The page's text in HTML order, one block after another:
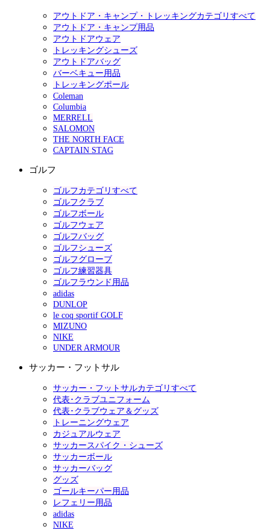
アウトドア・キャンプ・トレッキングカテゴリすべて
アウトドア・キャンプ用品
アウトドアウェア
トレッキングシューズ
アウトドアバッグ
バーベキュー用品
トレッキングポール
Coleman
Columbia
MERRELL
SALOMON
THE NORTH FACE
CAPTAIN STAG
ゴルフ
ゴルフカテゴリすべて
ゴルフクラブ
ゴルフボール
ゴルフウェア
ゴルフバッグ
ゴルフシューズ
ゴルフグローブ
ゴルフ練習器具
ゴルフラウンド用品
adidas
DUNLOP
le coq sportif GOLF
MIZUNO
NIKE
UNDER ARMOUR
サッカー・フットサル
サッカー・フットサルカテゴリすべて
代表･クラブユニフォーム
代表･クラブウェア＆グッズ
トレーニングウェア
カジュアルウェア
サッカースパイク・シューズ
サッカーボール
サッカーバッグ
グッズ
ゴールキーパー用品
レフェリー用品
adidas
NIKE